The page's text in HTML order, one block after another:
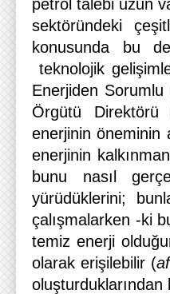
petrol talebi uzun
sektöründeki
konusunda bu
teknolojik
Enerjiden
Örgütü Direktörü
enerjinin öneminin
enerjinin
bunu nasıl
yürüdüklerini;
çalışmalarken -ki
temiz enerji
olarak erişilebilir (
oluşturduklarından